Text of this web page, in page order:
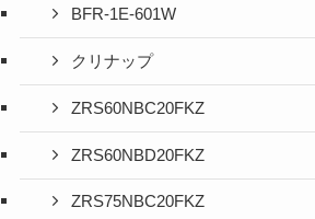
BFR-1E-601W
クリナップ
ZRS60NBC20FKZ
ZRS60NBD20FKZ
ZRS75NBC20FKZ